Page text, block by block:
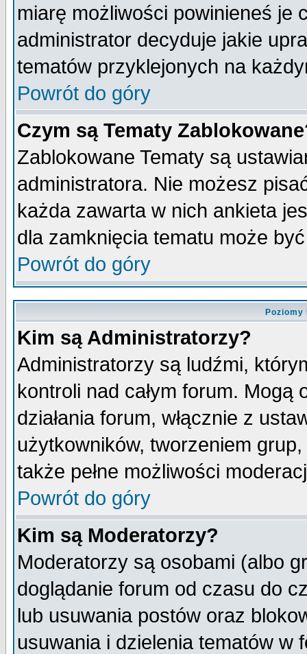
miarę możliwości powinieneś je
administrator decyduje jakie
tematów przyklejonych na
Powrót do góry
Czym są Tematy
Zablokowane Tematy są
administratora. Nie możesz
każda zawarta w nich ankieta
dla zamknięcia tematu może
Powrót do góry
Kim są Administratorzy?
Administratorzy są ludźmi,
kontroli nad całym forum.
działania forum, włącznie z
użytkowników, tworzeniem
także pełne możliwości
Powrót do góry
Kim są Moderatorzy?
Moderatorzy są osobami (albo
doglądanie forum od czasu do
lub usuwania postów oraz
usuwania i dzielenia tematów w